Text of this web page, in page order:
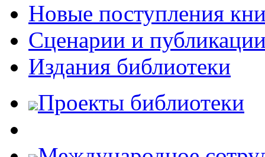
Новые поступления
Сценарии и
Издания библиотеки
Проекты библиотеки